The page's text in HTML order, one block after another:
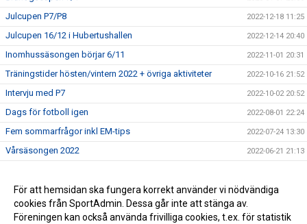
Julcupen P7/P8 2022-12-18 11:25
Julcupen 16/12 i Hubertushallen 2022-12-14 20:40
Inomhussäsongen börjar 6/11 2022-11-01 20:31
Träningstider hösten/vintern 2022 + övriga aktiviteter 2022-10-16 21:52
Intervju med P7 2022-10-02 20:52
Dags för fotboll igen 2022-08-01 22:24
Fem sommarfrågor inkl EM-tips 2022-07-24 13:30
Vårsäsongen 2022 2022-06-21 21:13
Sista inneträningen och första uteträningen för säsongen 2022-03-05 12:05
Ny fotbollssäsong framför oss 2022-02-12 20:34
För att hemsidan ska fungera korrekt använder vi nödvändiga
cookies från SportAdmin. Dessa går inte att stänga av.
Föreningen kan också använda frivilliga cookies, t.ex. för statistik